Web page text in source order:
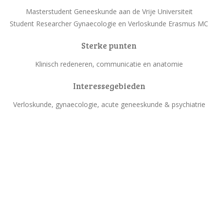
Masterstudent Geneeskunde aan de Vrije Universiteit
Student Researcher Gynaecologie en Verloskunde Erasmus MC
Sterke punten
Klinisch redeneren, communicatie en anatomie
Interessegebieden
Verloskunde, gynaecologie, acute geneeskunde & psychiatrie